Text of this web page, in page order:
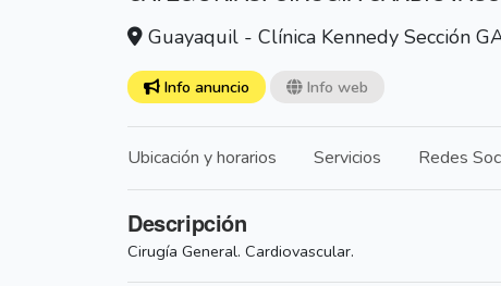
Guayaquil - Clínica Kennedy Sección
Info anuncio Info web
Ubicación y horarios Servicios Redes
Descripción
Cirugía General. Cardiovascular.